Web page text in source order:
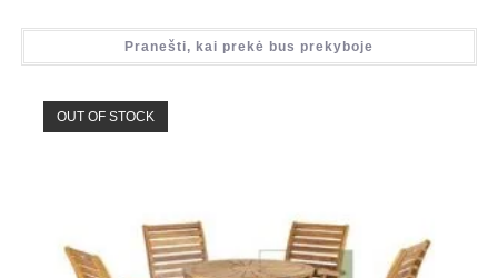
Pranešti, kai prekė bus prekyboje
OUT OF STOCK